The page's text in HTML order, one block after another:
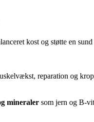
kost og støtte en
reparation og
mineraler som jern og B-